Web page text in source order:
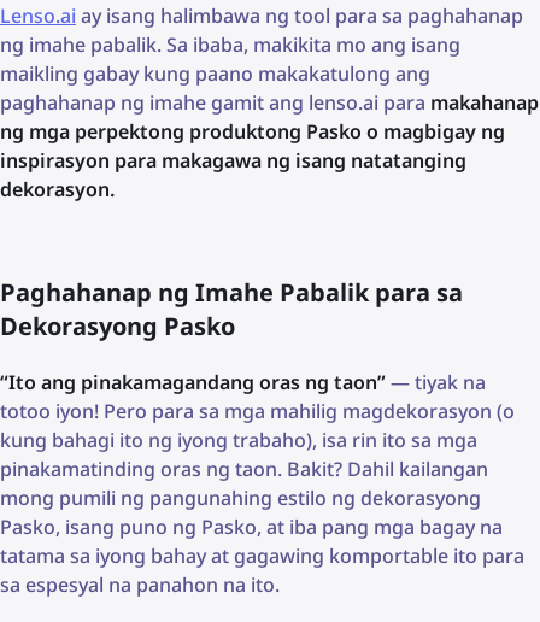
Lenso.ai ay isang halimbawa ng tool para sa paghahanap
ng imahe pabalik. Sa ibaba, makikita mo ang isang
maikling gabay kung paano makakatulong ang
paghahanap ng imahe gamit ang lenso.ai para makahanap
ng mga perpektong produktong Pasko o magbigay ng
inspirasyon para makagawa ng isang natatanging
dekorasyon.
Paghahanap ng Imahe Pabalik para sa
Dekorasyong Pasko
“Ito ang pinakamagandang oras ng taon”— tiyak na
totoo iyon! Pero para sa mga mahilig magdekorasyon (o
kung bahagi ito ng iyong trabaho), isa rin ito sa mga
pinakamatinding oras ng taon. Bakit? Dahil kailangan
mong pumili ng pangunahing estilo ng dekorasyong
Pasko, isang puno ng Pasko, at iba pang mga bagay na
tatama sa iyong bahay at gagawing komportable ito para
sa espesyal na panahon na ito.